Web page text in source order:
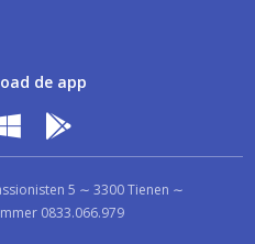
de app
5 ∼ 3300 Tienen ∼
0833.066.979